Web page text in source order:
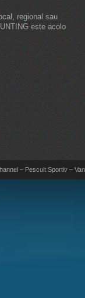
regional sau
este acolo
– Pescuit Sportiv –